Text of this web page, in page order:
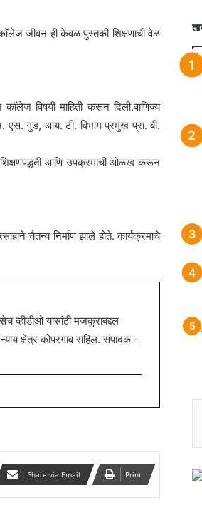
जीवन ही केवळ पुस्तकी शिक्षणाची वेळ
विषयी माहिती करून दिली.वाणिज्य
एस. गुंड, आय. टी. विभाग प्रमुख प्रा. बी.
शिक्षणपद्धती आणि उपक्रमांची ओळख करून
चैतन्य निर्माण झाले होते. कार्यक्रमाचे
व्हीडीओ यासांठी मजकुराबद्दल
क्षेत्र कोपरगाव राहिल. संपादक -
Share via Email Print